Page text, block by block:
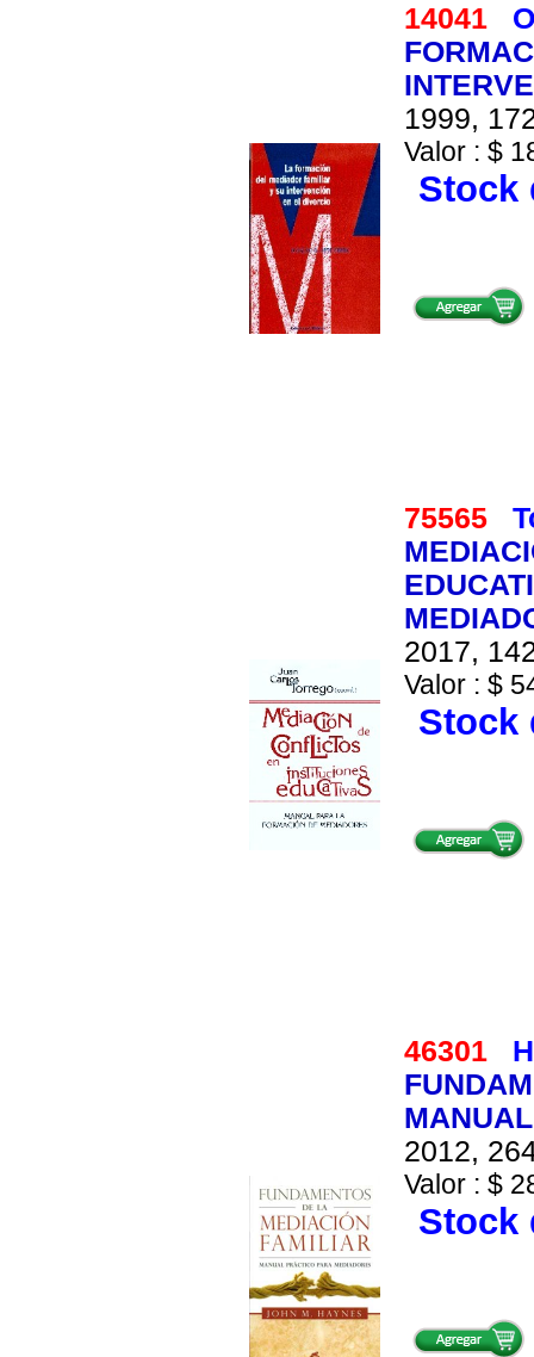
14041
1999,
Valor : $
Stock
75565
2017,
Valor : $
Stock
46301
2012,
Valor : $
Stock